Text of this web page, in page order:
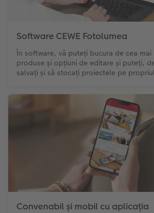
Sticker instant
Bandă foto
Fotografii retro XXL
Software CEWE Fotolumea
În software, vă puteți bucura de cea
produse și opțiuni de editare și puteți,
salvați și să stocați proiectele pe
Convenabil și mobil cu aplicația